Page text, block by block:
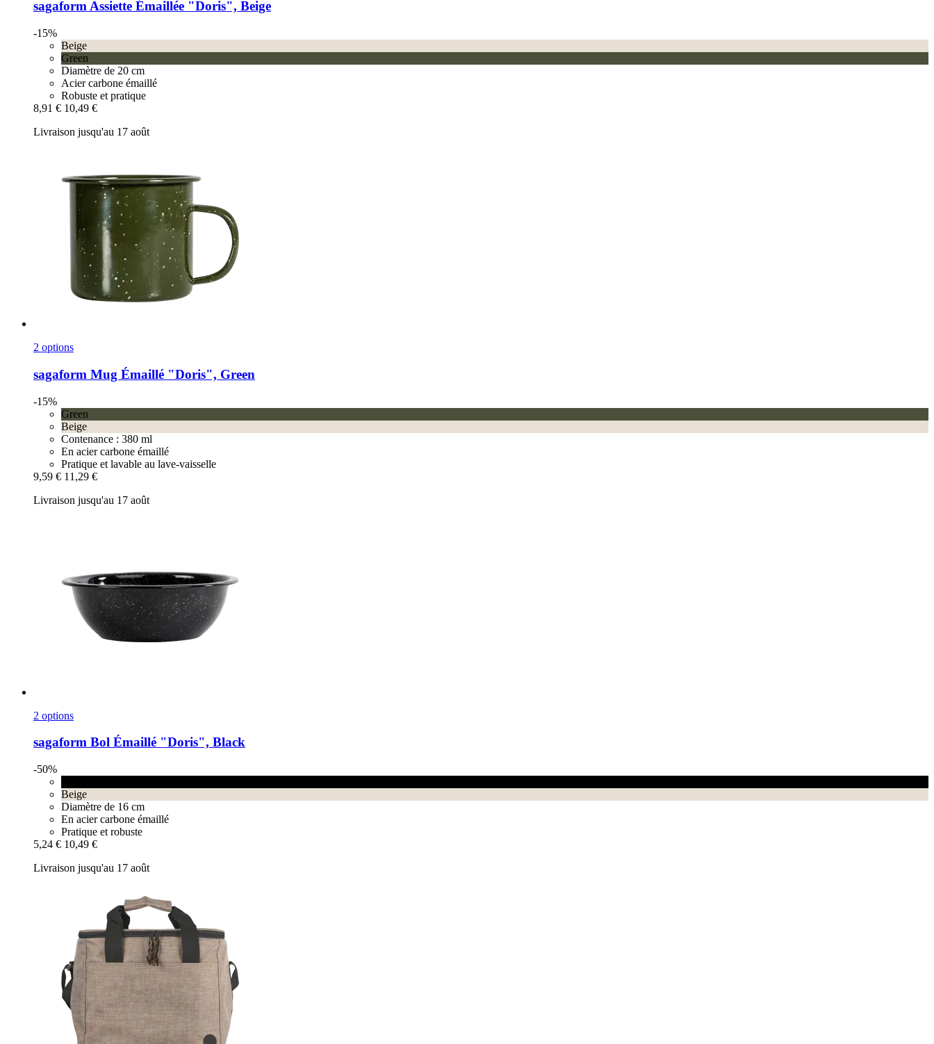
sagaformAssiette Émaillée "Doris", Beige
-15%
Beige
Green
Diamètre de 20 cm
Acier carbone émaillé
Robuste et pratique
8,91 € 10,49 €
Livraison jusqu'au 17 août
2 options
sagaform Mug Émaillé "Doris", Green
-15%
Green
Beige
Contenance : 380 ml
En acier carbone émaillé
Pratique et lavable au lave-vaisselle
9,59 € 11,29 €
Livraison jusqu'au 17 août
2 options
sagaform Bol Émaillé "Doris", Black
-50%
Beige
Diamètre de 16 cm
En acier carbone émaillé
Pratique et robuste
5,24 € 10,49 €
Livraison jusqu'au 17 août